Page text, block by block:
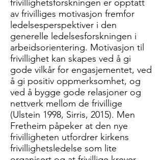
frivillighetsforskningen er opptatt
av frivilliges motivasjon fremfor
ledelsesperspektiver i den
generelle ledelsesforskningen i
arbeidsorientering. Motivasjon til
frivillighet kan skapes ved å gi
gode vilkår for engasjementet, ved
å gi positiv oppmerksomhet, og
ved å bygge gode relasjoner og
nettverk mellom de frivillige
(Ulstein 1998, Sirris, 2015). Men
Fretheim påpeker at den nye
frivilligheten utfordrer kirkens
frivillighetsledelse som lite